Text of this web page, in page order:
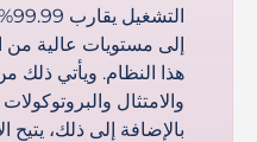
إلى مستويات عالية من
هذا النظام. ويأتي ذلك
والامتثال
بالإضافة إلى ذلك، يتيح